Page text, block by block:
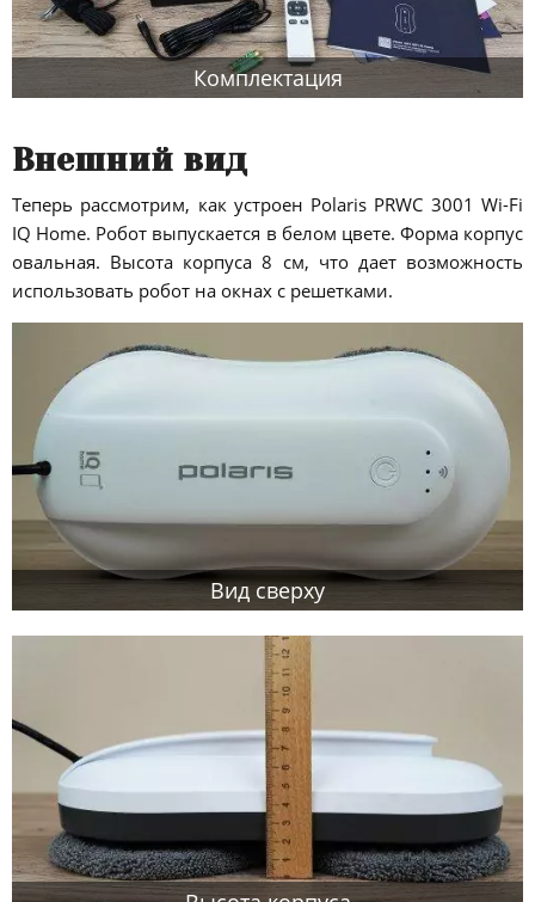
Комплектация
Внешний вид
Теперь рассмотрим, как устроен Polaris PRWC 3001 Wi-Fi
IQ Home. Робот выпускается в белом цвете. Форма корпус
овальная. Высота корпуса 8 см, что дает возможность
использовать робот на окнах с решетками.
Вид сверху